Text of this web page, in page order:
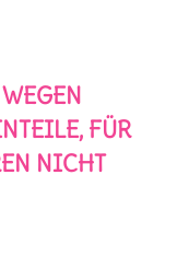
FÜR
NICHT